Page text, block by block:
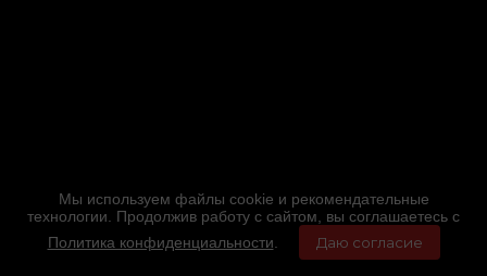
Мы используем файлы cookie и рекомендательные
технологии. Продолжив работу с сайтом, вы соглашаетесь с
Политика конфиденциальности
Даю согласие